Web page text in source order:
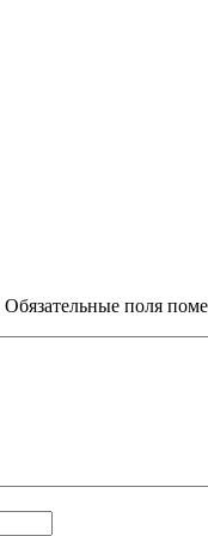
Обязательные поля